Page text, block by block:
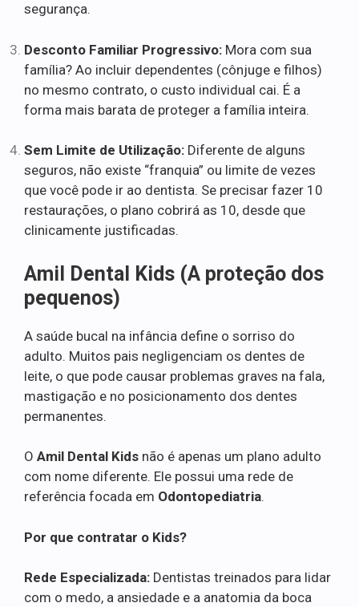
segurança.
Desconto Familiar Progressivo: Mora com sua
família? Ao incluir dependentes (cônjuge e filhos)
no mesmo contrato, o custo individual cai. É a
forma mais barata de proteger a família inteira.
Sem Limite de Utilização: Diferente de alguns
seguros, não existe “franquia” ou limite de vezes
que você pode ir ao dentista. Se precisar fazer 10
restaurações, o plano cobrirá as 10, desde que
clinicamente justificadas.
Amil Dental Kids (A proteção dos
pequenos)
A saúde bucal na infância define o sorriso do
adulto. Muitos pais negligenciam os dentes de
leite, o que pode causar problemas graves na fala,
mastigação e no posicionamento dos dentes
permanentes.
O Amil Dental Kids não é apenas um plano adulto
com nome diferente. Ele possui uma rede de
referência focada em Odontopediatria.
Por que contratar o Kids?
Rede Especializada: Dentistas treinados para lidar
com o medo, a ansiedade e a anatomia da boca